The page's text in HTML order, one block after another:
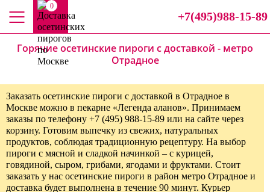
0
+7(495)988-15-89
Горячие осетинские пироги с доставкой - метро
Отрадное
Заказать осетинские пироги с доставкой в Отрадное в
Москве можно в пекарне «Легенда аланов». Принимаем
заказы по телефону +7 (495) 988-15-89 или на сайте через
корзину. Готовим выпечку из свежих, натуральных
продуктов, соблюдая традиционную рецептуру. На выбор
пироги с мясной и сладкой начинкой – с курицей,
говядиной, сыром, грибами, ягодами и фруктами. Стоит
заказать у нас осетинские пироги в район метро Отрадное и
доставка будет выполнена в течение 90 минут. Курьер